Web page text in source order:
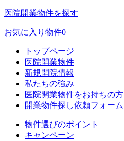
医院開業物件を探す
お気に入り物件0
トップページ
医院開業物件
新規開院情報
私たちの強み
医院開業物件をお持ちの方
開業物件探し依頼フォーム
物件選びのポイント
キャンペーン